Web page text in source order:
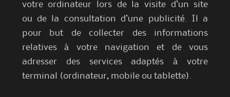
votre ordinateur lors de la visite d’un site
ou de la consultation d’une publicité. Il a
pour but de collecter des informations
relatives à votre navigation et de vous
adresser des services adaptés à votre
terminal (ordinateur, mobile ou tablette).